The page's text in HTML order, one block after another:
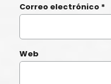
Correo electrónico *
Web